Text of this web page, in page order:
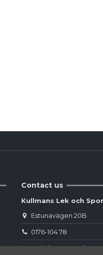
Contact us
Kullmans Lek och
Estunavägen 20B
0176-104 78